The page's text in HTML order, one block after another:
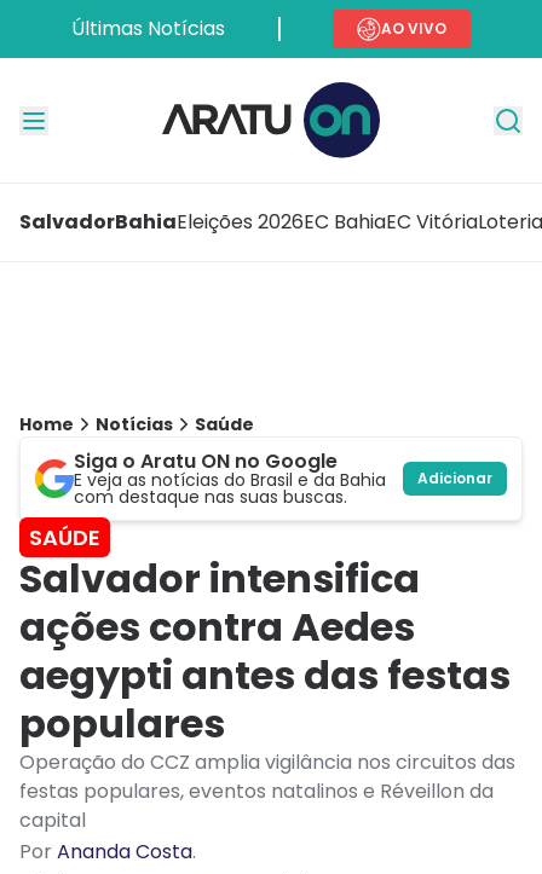
Últimas Notícias AO VIVO
SalvadorBahiaEleições 2026EC BahiaEC Vitória
Home Notícias Saúde
Siga o Aratu ON no Google
E veja as notícias do Brasil e da Bahia
com destaque nas suas buscas.
Adicionar
SAÚDE
Salvador intensifica
ações contra Aedes
aegypti antes das festas
populares
Operação do CCZ amplia vigilância nos circuitos das
festas populares, eventos natalinos e Réveillon da
capital
PorAnanda Costa.